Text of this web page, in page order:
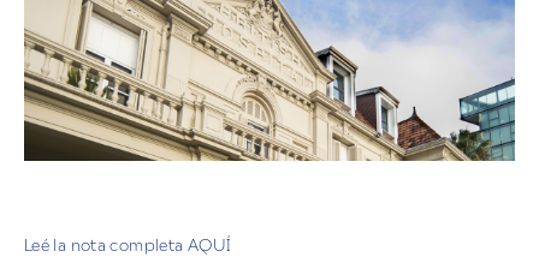
Leé la nota completa AQUÍ